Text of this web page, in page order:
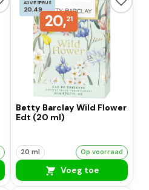
ADVIESPRIJS
20,49
20,21
Betty Barclay Wild Flower
Edt (20 ml)
20 ml Op voorraad
Voeg toe